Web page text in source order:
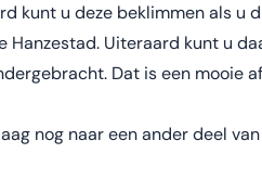
kunt u deze beklimmen als u
Uiteraard kunt u
Dat is een mooie
nog naar een ander deel